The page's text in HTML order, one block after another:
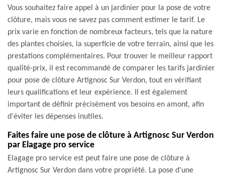
Vous souhaitez faire appel à un jardinier pour la pose de votre
clôture, mais vous ne savez pas comment estimer le tarif. Le
prix varie en fonction de nombreux facteurs, tels que la nature
des plantes choisies, la superficie de votre terrain, ainsi que les
prestations complémentaires. Pour trouver le meilleur rapport
qualité-prix, il est recommandé de comparer les tarifs jardinier
pour pose de clôture Artignosc Sur Verdon, tout en vérifiant
leurs qualifications et leur expérience. Il est également
important de définir précisément vos besoins en amont, afin
d'éviter les dépenses inutiles.
Faites faire une pose de clôture à Artignosc Sur Verdon
par Elagage pro service
Elagage pro service est peut faire une pose de clôture à
Artignosc Sur Verdon dans votre propriété. La pose d'une